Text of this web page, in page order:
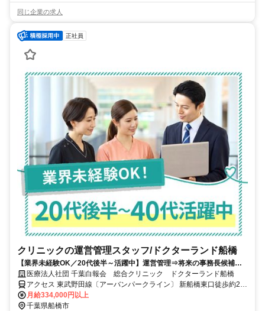
同じ企業の求人
正社員
クリニックの運営管理スタッフ/ドクターランド船橋
【業界未経験OK／20代後半～活躍中】運営管理⇒将来の事務長候補★
月給換算33.4万円～／ショッピングモール船橋内で通勤ラクラク♪
医療法人社団 千葉白報会 総合クリニック ドクターランド船橋
アクセス 東武野田線〔アーバンパークライン〕 新船橋東口徒歩約2
分、東葉高速線 東海神T4口徒歩約8分、京成本線 海神徒歩約12分
「新船橋駅」直結、「東海神駅」より徒歩7分
月給334,000円以上
千葉県船橋市